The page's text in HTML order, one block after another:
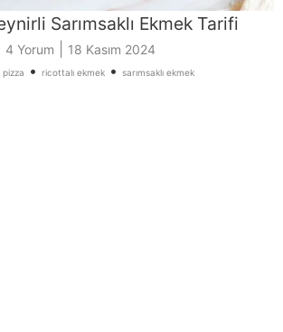
Sarımsaklı Ekmek Tarifi
4 Yorum 18 Kasım 2024
pizza • ricottalı ekmek• sarımsaklı ekmek